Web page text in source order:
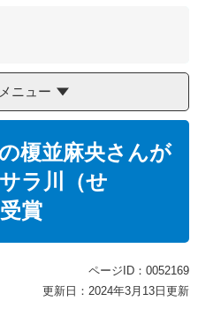
ニュー
榎並麻央さんが
ラ川（せ
賞
ページID：0052169
更新日：2024年3月13日更新